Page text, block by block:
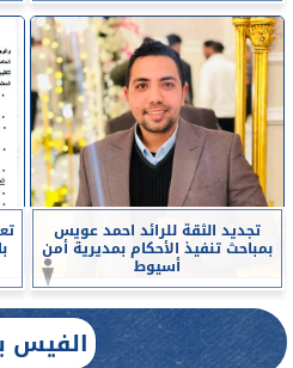
تجديد الثقة للرائد احمد عويس
بمباحث تنفيذ الأحكام بمديرية أمن
أسيوط
الفيس